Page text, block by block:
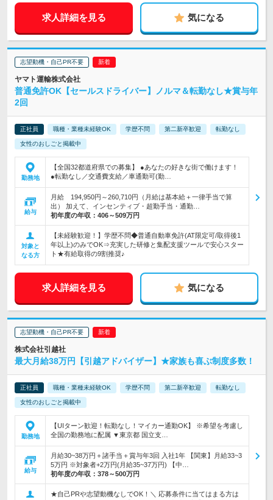
求人詳細を見る 気になる
志望動機・自己PR不要
ヤマト運輸株式会社
普通免許OK【セールスドライバー】ノルマ＆転勤なし★賞与年
2回
正社員 職種・業種未経験OK 学歴不問 第二新卒歓迎 転勤なし
女性のおしごと掲載中
勤務地
【全国32都道府県での募集】 ●あなたの好きな街で働けます！
●転勤なし／交通費支給／車通勤可(勤…
給与
月給 194,950円～260,710円（月給は基本給＋一律手当で算
出） 加えて、インセンティブ・超勤手当・通勤…
初年度の年収： 406～509万円
対象と
なる方
【未経験歓迎！】学歴不問◆普通自動車免許(AT限定可/取得後1
年以上)のみでOK⇒充実した研修と集配支援ツールで安心スター
ト★有給取得の9割推奨♪
求人詳細を見る 気になる
志望動機・自己PR不要
株式会社引越社
最大月給38万円【引越アドバイザー】★家族も喜ぶ制度多数！
正社員 職種・業種未経験OK 学歴不問 第二新卒歓迎 転勤なし
女性のおしごと掲載中
勤務地
【UIターン歓迎！転勤なし！マイカー通勤OK】 ※希望を考慮し
全国の勤務地に配属 ▼東京都 国立支…
給与
月給30~38万円＋諸手当＋賞与年3回 入社1年 【関東】月給33~3
5万円 ※対象者+2万円(月給35~37万円) 【中…
初年度の年収： 378～500万円
★自己PRや志望動機なしでOK！＼ 応募条件に当てはまる方は